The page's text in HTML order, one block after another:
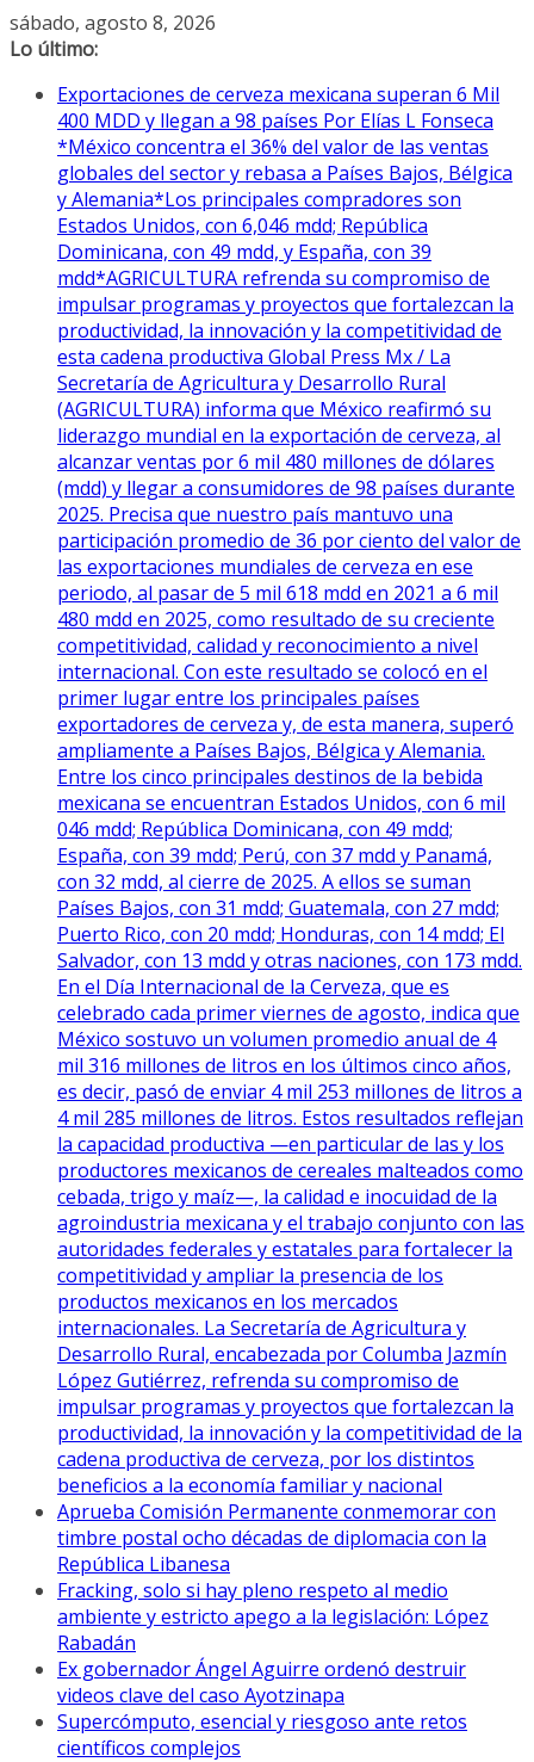
Saltar
al
sábado, agosto 8, 2026
Lo último:
Exportaciones de cerveza mexicana superan 6 Mil
400 MDD y llegan a 98 países Por Elías L Fonseca
*México concentra el 36% del valor de las ventas
globales del sector y rebasa a Países Bajos, Bélgica
y Alemania*Los principales compradores son
Estados Unidos, con 6,046 mdd; República
Dominicana, con 49 mdd, y España, con 39
mdd*AGRICULTURA refrenda su compromiso de
impulsar programas y proyectos que fortalezcan la
productividad, la innovación y la competitividad de
esta cadena productiva Global Press Mx / La
Secretaría de Agricultura y Desarrollo Rural
(AGRICULTURA) informa que México reafirmó su
liderazgo mundial en la exportación de cerveza, al
alcanzar ventas por 6 mil 480 millones de dólares
(mdd) y llegar a consumidores de 98 países durante
2025. Precisa que nuestro país mantuvo una
participación promedio de 36 por ciento del valor de
las exportaciones mundiales de cerveza en ese
periodo, al pasar de 5 mil 618 mdd en 2021 a 6 mil
480 mdd en 2025, como resultado de su creciente
competitividad, calidad y reconocimiento a nivel
internacional. Con este resultado se colocó en el
primer lugar entre los principales países
exportadores de cerveza y, de esta manera, superó
ampliamente a Países Bajos, Bélgica y Alemania.
Entre los cinco principales destinos de la bebida
mexicana se encuentran Estados Unidos, con 6 mil
046 mdd; República Dominicana, con 49 mdd;
España, con 39 mdd; Perú, con 37 mdd y Panamá,
con 32 mdd, al cierre de 2025. A ellos se suman
Países Bajos, con 31 mdd; Guatemala, con 27 mdd;
Puerto Rico, con 20 mdd; Honduras, con 14 mdd; El
Salvador, con 13 mdd y otras naciones, con 173 mdd.
En el Día Internacional de la Cerveza, que es
celebrado cada primer viernes de agosto, indica que
México sostuvo un volumen promedio anual de 4
mil 316 millones de litros en los últimos cinco años,
es decir, pasó de enviar 4 mil 253 millones de litros a
4 mil 285 millones de litros. Estos resultados reflejan
la capacidad productiva —en particular de las y los
productores mexicanos de cereales malteados como
cebada, trigo y maíz—, la calidad e inocuidad de la
agroindustria mexicana y el trabajo conjunto con las
autoridades federales y estatales para fortalecer la
competitividad y ampliar la presencia de los
productos mexicanos en los mercados
internacionales. La Secretaría de Agricultura y
Desarrollo Rural, encabezada por Columba Jazmín
López Gutiérrez, refrenda su compromiso de
impulsar programas y proyectos que fortalezcan la
productividad, la innovación y la competitividad de la
cadena productiva de cerveza, por los distintos
beneficios a la economía familiar y nacional
Aprueba Comisión Permanente conmemorar con
timbre postal ocho décadas de diplomacia con la
República Libanesa
Fracking, solo si hay pleno respeto al medio
ambiente y estricto apego a la legislación: López
Rabadán
Ex gobernador Ángel Aguirre ordenó destruir
videos clave del caso Ayotzinapa
Supercómputo, esencial y riesgoso ante retos
científicos complejos